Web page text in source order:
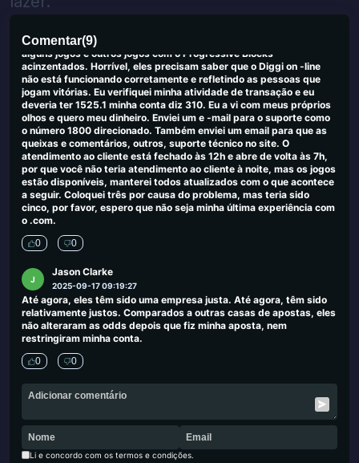
Comentar(9)
J
2025-09-19 04:46:20
meu dinheiro que disse que Win 900.740, etc. A tela congelou em
alguns jogos e outros jogos com o Progressive Blocks
acinzentados. Horrível, eles precisam saber que o Diggi on -line
não está funcionando corretamente e refletindo as pessoas que
jogam vitórias. Eu verifiquei minha atividade de transação e eu
deveria ter 1525.1 minha conta diz 310. Eu a vi com meus próprios
olhos e quero meu dinheiro. Enviei um e -mail para o suporte como
o número 1800 direcionado. Também enviei um email para que as
queixas e comentários, outros, suporte técnico no site. O
atendimento ao cliente está fechado às 12h e abre de volta às 7h,
por que você não teria atendimento ao cliente à noite, mas os jogos
estão disponíveis, manterei todos atualizados com o que acontece
a seguir. Coloquei três por causa do problema, mas teria sido
cinco, por favor, espero que não seja minha última experiência com
o .com.
0 0
J
Jason Clarke
2025-09-17 09:19:27
Até agora, eles têm sido uma empresa justa. Até agora, têm sido
relativamente justos. Comparados a outras casas de apostas, eles
não alteraram as odds depois que fiz minha aposta, nem
restringiram minha conta.
0 0
Li e concordo com os termos e condições.